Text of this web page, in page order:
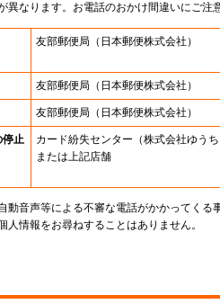
なります。お電話のおかけ間違いにご注
友部郵便局 （日本郵便株式会社）
友部郵便局 （日本郵便株式会社）
友部郵便局 （日本郵便株式会社）
停止 カード紛失センター （株式会社ゆうち
または上記店舗
音声等による不審な電話がかかってくる
情報をお尋ねすることはありません。